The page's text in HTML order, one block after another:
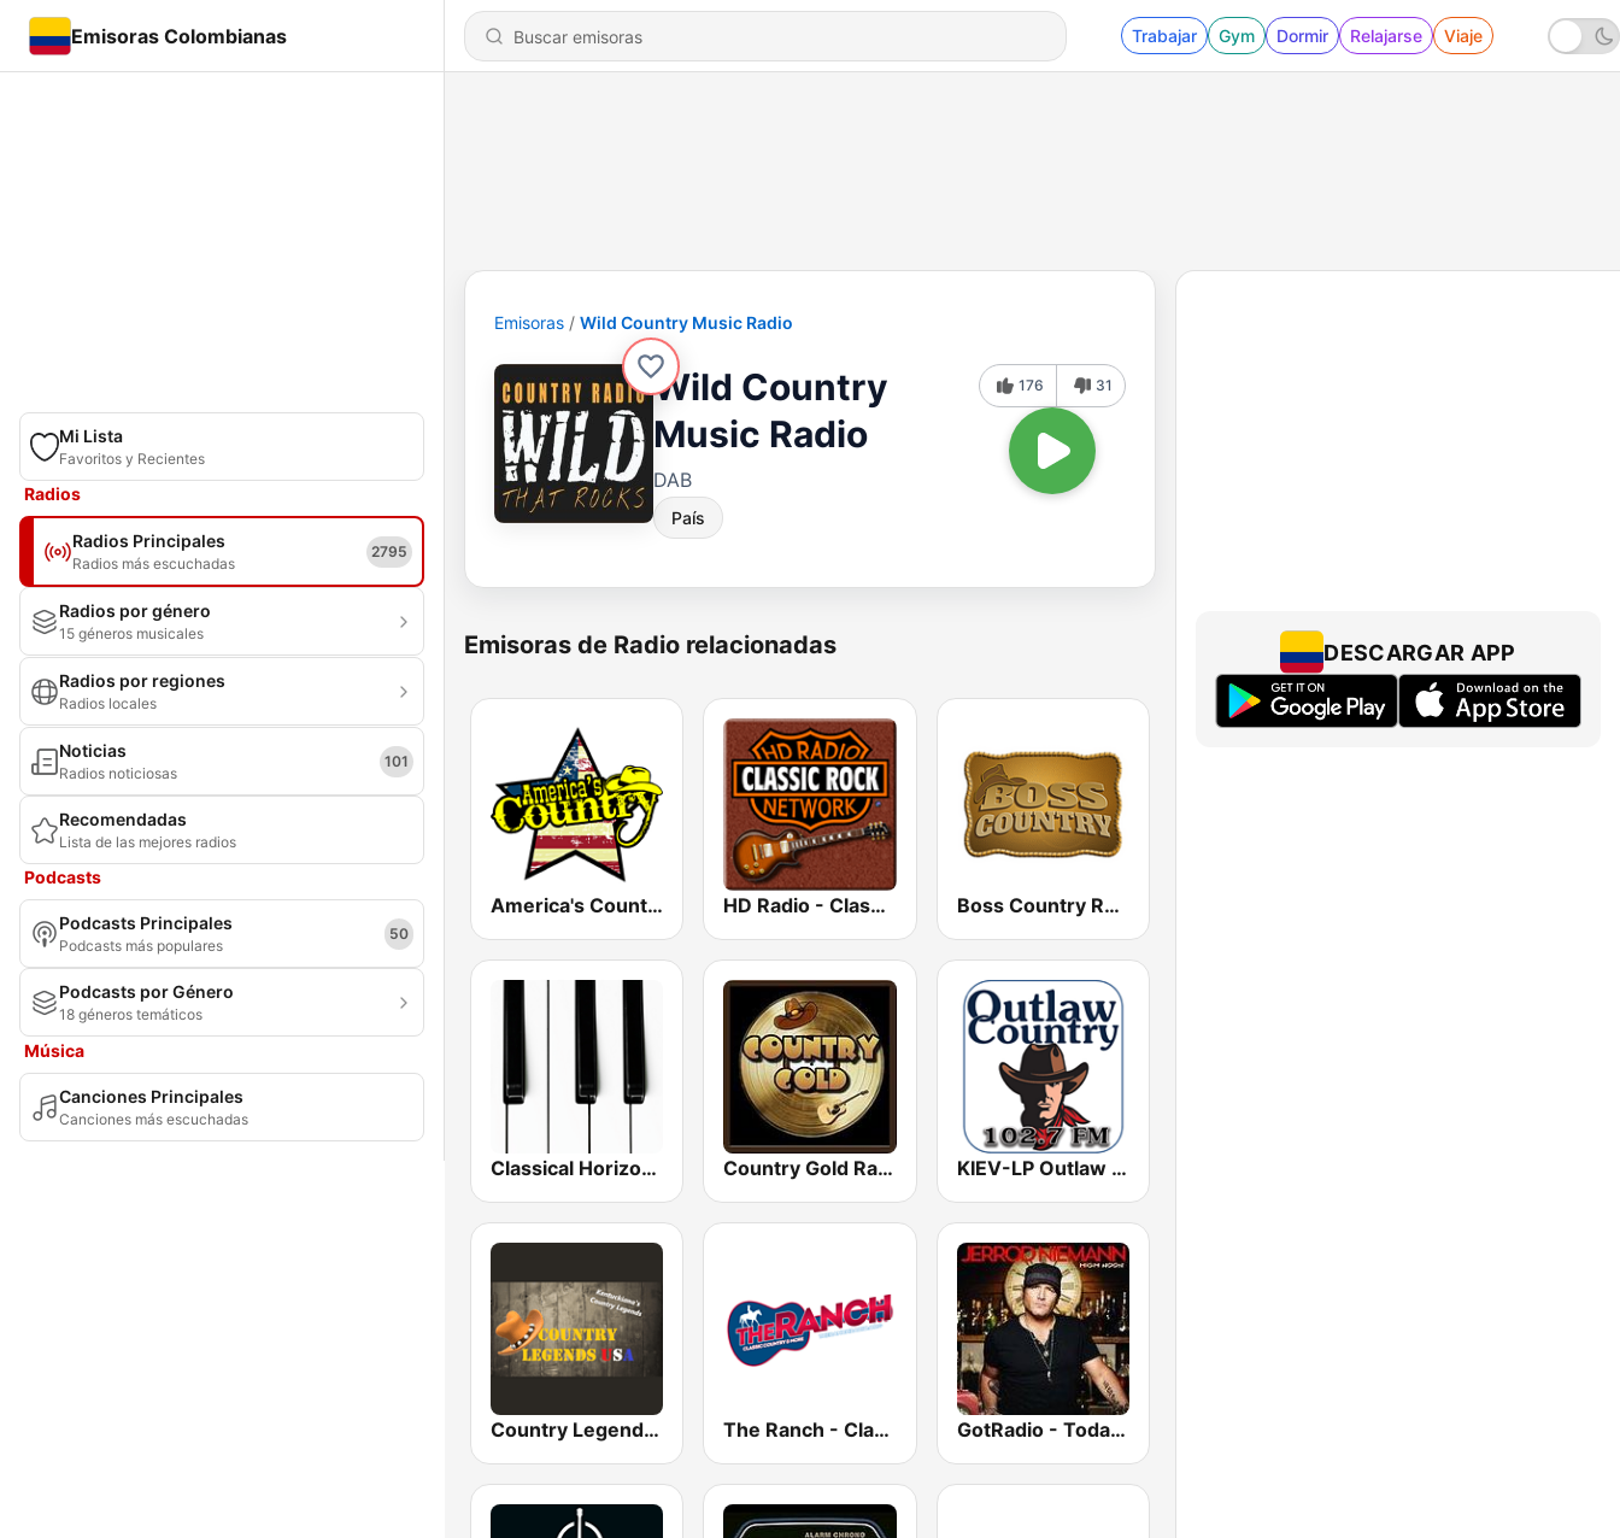
Emisoras Colombianas Trabajar Gym Dormir Relajarse Viaje
Mi Lista
Favoritos y Recientes
Radios
Radios Principales
Radios más escuchadas
2795
Radios por género
15 géneros musicales
Radios por regiones
Radios locales
Noticias
Radios noticiosas
101
Recomendadas
Lista de las mejores radios
Podcasts
Podcasts Principales
Podcasts más populares
50
Podcasts por Género
18 géneros temáticos
Música
Canciones Principales
Canciones más escuchadas
Emisoras Wild Country Music Radio
Wild Country
Music Radio
DAB
País
176 31
Emisoras de Radio relacionadas
America's Country HD Radio - Classic Rock Boss Country Radio
Classical Horizon Radio (International) Country Gold Radio KIEV-LP Outlaw Country Radio
Country Legends USA The Ranch - Classic Country GotRadio - Today's Country
DESCARGAR APP